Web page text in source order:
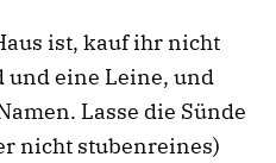
ist, kauf ihr nicht
und eine Leine, und
Lasse die Sünde
nicht stubenreines)